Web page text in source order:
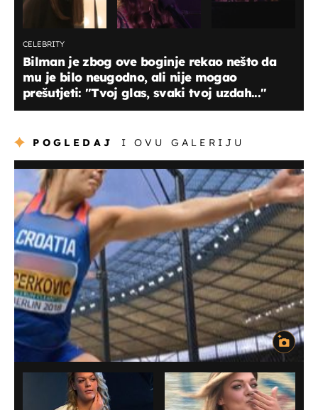
CELEBRITY
Bilman je zbog ove boginje rekao nešto da
mu je bilo neugodno, ali nije mogao
prešutjeti: ''Tvoj glas, svaki tvoj uzdah...''
POGLEDAJ I OVU GALERIJU